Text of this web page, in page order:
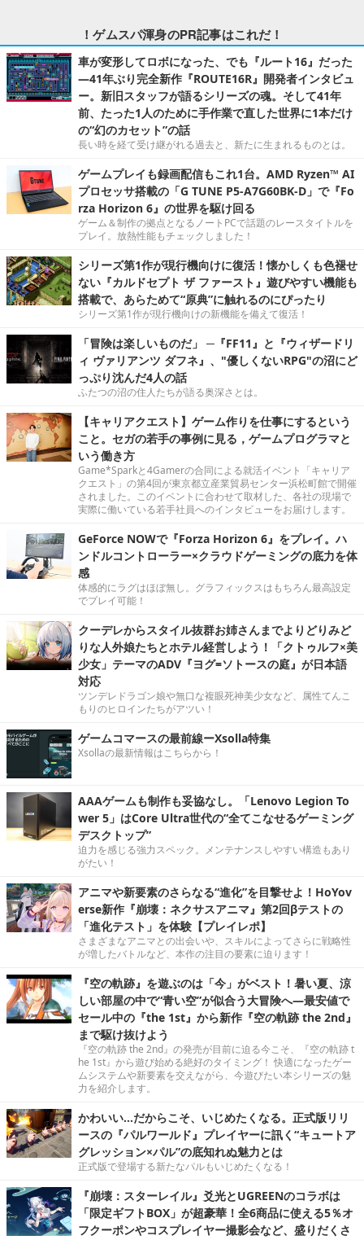
！ゲムスパ渾身のPR記事はこれだ！
車が変形してロボになった、でも『ルート16』だった
―41年ぶり完全新作『ROUTE16R』開発者インタビュ
ー。新旧スタッフが語るシリーズの魂。そして41年
前、たった1人のために手作業で直した世界に1本だけ
の“幻のカセット”の話
長い時を経て受け継がれる過去と、新たに生まれるものとは。
ゲームプレイも録画配信もこれ1台。AMD Ryzen™ AI
プロセッサ搭載の「G TUNE P5-A7G60BK-D」で『Fo
rza Horizon 6』の世界を駆け回る
ゲーム＆制作の拠点となるノートPCで話題のレースタイトルを
プレイ。放熱性能もチェックしました！
シリーズ第1作が現行機向けに復活！懐かしくも色褪せ
ない『カルドセプト ザ ファースト』遊びやすい機能も
搭載で、あらためて“原典”に触れるのにぴったり
シリーズ第1作が現行機向けの新機能を備えて復活！
「冒険は楽しいものだ」 ─『FF11』と『ウィザードリ
ィ ヴァリアンツ ダフネ』、"優しくないRPG"の沼にど
っぷり沈んだ4人の話
ふたつの沼の住人たちが語る奥深さとは。
【キャリアクエスト】ゲーム作りを仕事にするという
こと。セガの若手の事例に見る，ゲームプログラマと
いう働き方
Game*Sparkと4Gamerの合同による就活イベント「キャリア
クエスト」の第4回が東京都立産業貿易センター浜松町館で開催
されました。このイベントに合わせて取材した、各社の現場で
実際に働いている若手社員へのインタビューをお届けします。
GeForce NOWで『Forza Horizon 6』をプレイ。ハ
ンドルコントローラー×クラウドゲーミングの底力を体
感
体感的にラグはほぼ無し。グラフィックスはもちろん最高設定
でプレイ可能！
クーデレからスタイル抜群お姉さんまでよりどりみど
りな人外娘たちとホテル経営しよう！「クトゥルフ×美
少女」テーマのADV『ヨグ=ソトースの庭』が日本語
対応
ツンデレドラゴン娘や無口な複眼死神美少女など、属性てんこ
もりのヒロインたちがアツい！
ゲームコマースの最前線ーXsolla特集
Xsollaの最新情報はこちらから！
AAAゲームも制作も妥協なし。「Lenovo Legion To
wer 5」はCore Ultra世代の“全てこなせるゲーミング
デスクトップ”
迫力を感じる強力スペック。メンテナンスしやすい構造もあり
がたい！
アニマや新要素のさらなる“進化”を目撃せよ！HoYov
erse新作『崩壊：ネクサスアニマ』第2回βテストの
「進化テスト」を体験【プレイレポ】
さまざまなアニマとの出会いや、スキルによってさらに戦略性
が増したバトルなど、本作の注目の要素に迫ります！
『空の軌跡』を遊ぶのは「今」がベスト！暑い夏、涼
しい部屋の中で“青い空”が似合う大冒険へ―最安値で
セール中の『the 1st』から新作『空の軌跡 the 2nd』
まで駆け抜けよう
『空の軌跡 the 2nd』の発売が目前に迫る今こそ、『空の軌跡 t
he 1st』から遊び始める絶好のタイミング！ 快適になったゲー
ムシステムや新要素を交えながら、今遊びたい本シリーズの魅
力を紹介します。
かわいい…だからこそ、いじめたくなる。正式版リリ
ースの『パルワールド』プレイヤーに訊く“キュートア
グレッション×パル”の底知れぬ魅力とは
正式版で登場する新たなパルもいじめたくなる！
『崩壊：スターレイル』爻光とUGREENのコラボは
「限定ギフトBOX」が超豪華！全6商品に使える5％オ
フクーポンやコスプレイヤー撮影会など、盛りだくさ